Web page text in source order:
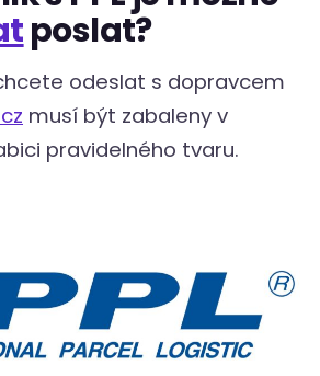
poslat?
odeslat s dopravcem
musí být zabaleny v
pravidelného tvaru.